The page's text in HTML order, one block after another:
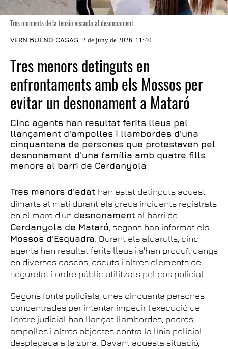
Tres moments de la tensió viscuda al desnonament
VERN BUENO CASAS 2 de juny de 2026. 11:40
Tres menors detinguts en
enfrontaments amb els Mossos per
evitar un desnonament a Mataró
Cinc agents han resultat ferits lleus pel
llançament d'ampolles i llambordes d'una
cinquantena de persones que protestaven pel
desnonament d'una família amb quatre fills
menors al barri de Cerdanyola
Tres menors d'edat han estat detinguts aquest
dimarts al matí durant els greus incidents registrats
en el marc d'un desnonament al barri de
Cerdanyola de Mataró, segons han informat els
Mossos d'Esquadra. Durant els aldarulls, cinc
agents han resultat ferits lleus i s'han produït danys
en diversos cascos, escuts i altres elements de
seguretat i ordre públic utilitzats pel cos policial.
Segons fonts policials, unes cinquanta persones
concentrades per intentar impedir l'execució de
l'ordre judicial han llançat llambordes, pedres,
ampolles i altres objectes contra la línia policial
desplegada a la zona. Davant aquesta situació,